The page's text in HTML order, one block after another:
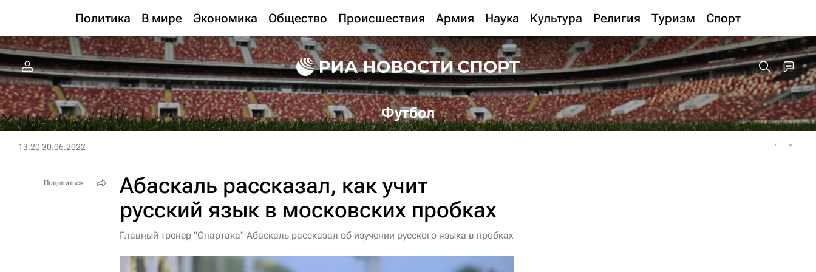
Политика В мире Экономика Общество Происшествия Армия Наука Культура Религия Туризм Спорт
Футбол
13:20 30.06.2022
Абаскаль рассказал, как учит
русский язык в московских пробках
Главный тренер "Спартака" Абаскаль рассказал об изучении русского языка в пробках
Поделиться